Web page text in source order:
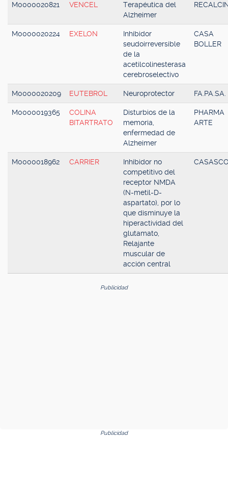
M0000020821 VENCEL
Terapéutica del
Alzheimer
M0000020224 EXELON
Inhibidor
seudoirreversible
de la
acetilcolinesterasa
cerebroselectivo
CASA
BOLLER
M0000020209 EUTEBROL Neuroprotector FA.PA.SA.
M0000019365
COLINA
BITARTRATO
Disturbios de la
memoria,
enfermedad de
Alzheimer
PHARMA
ARTE
M0000018962 CARRIER
Inhibidor no
competitivo del
receptor NMDA
(N-metil-D-
aspartato), por lo
que disminuye la
hiperactividad del
glutamato,
Relajante
muscular de
acción central
Publicidad
Publicidad